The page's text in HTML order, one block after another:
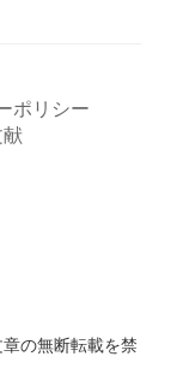
ポリシー
の無断転載を禁